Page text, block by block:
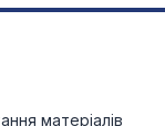
матеріалів